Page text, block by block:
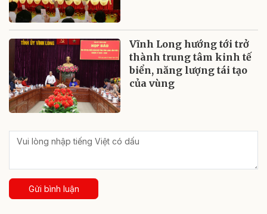
Vĩnh Long hướng tới trở
thành trung tâm kinh tế
biển, năng lượng tái tạo
của vùng
Gửi bình luận